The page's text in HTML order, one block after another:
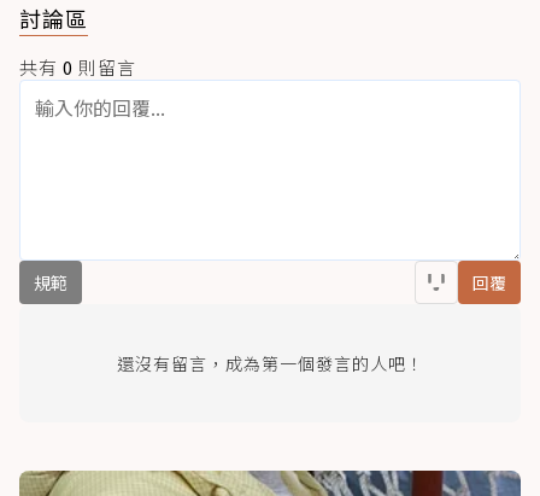
討論區
共有 0 則留言
規範 回覆
還沒有留言，成為第一個發言的人吧！